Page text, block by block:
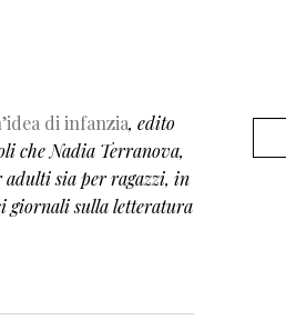
di infanzia, edito
che Nadia Terranova,
sia per ragazzi, in
giornali sulla letteratura